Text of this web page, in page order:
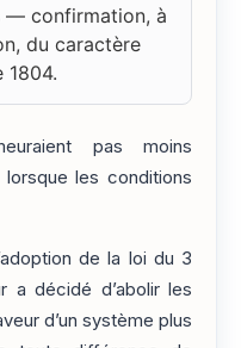
— confirmation, à
du caractère
1804.
pas moins
les conditions
de la loi du 3
a décidé d’abolir les
d’un système plus